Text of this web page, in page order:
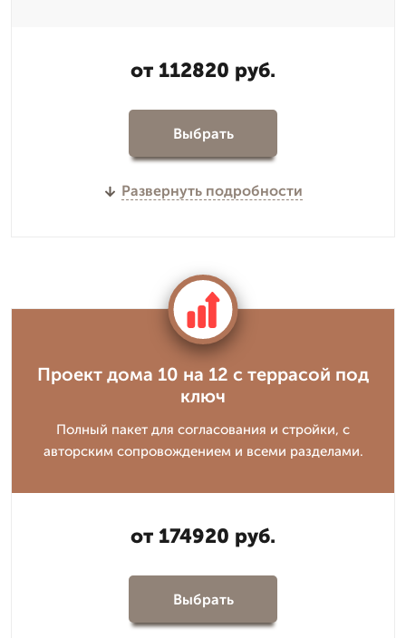
от 112820 руб.
Выбрать
Развернуть подробности
Проект дома 10 на 12 с террасой под
ключ
Полный пакет для согласования и стройки, с
авторским сопровождением и всеми разделами.
от 174920 руб.
Выбрать